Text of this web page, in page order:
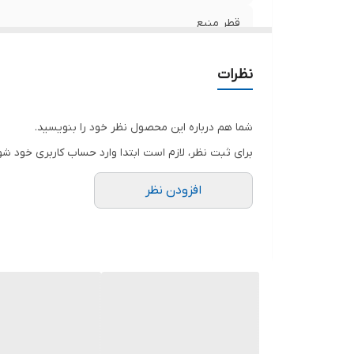
قطر منبع
بازه دما
کشور سازنده
نظرات
شما هم درباره این محصول نظر خود را بنویسید.
برای ثبت نظر، لازم است ابتدا وارد حساب کاربری خود
افزودن نظر